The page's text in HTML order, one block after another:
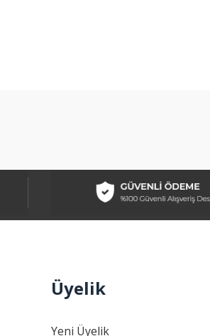
Üyelik
Yeni Üyelik